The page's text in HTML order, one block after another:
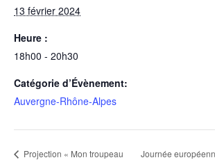
13 février 2024
Heure :
18h00 - 20h30
Catégorie d’Évènement:
Auvergne-Rhône-Alpes
Projection « Mon troupeau
Journée